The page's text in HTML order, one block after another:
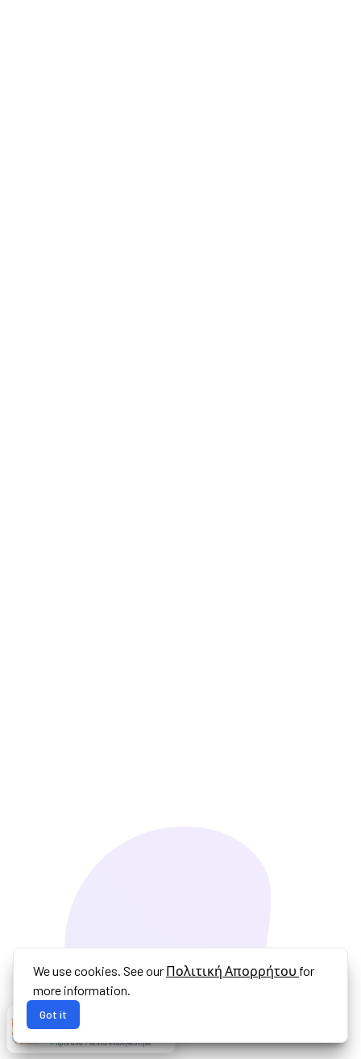
We use cookies. See our Πολιτική Απορρήτου for
more information.
Got it